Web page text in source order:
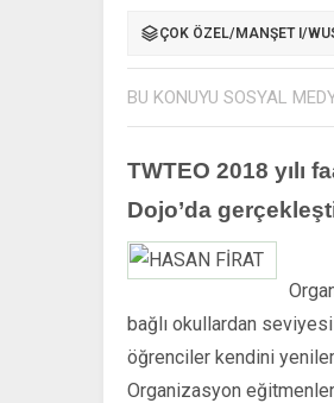
ÇOK ÖZEL/MANŞET I /
BU KONUYU SOSYAL
TWTEO 2018 yılı
Dojo’da
bağlı okullardan
öğrenciler kendini
Organizasyon